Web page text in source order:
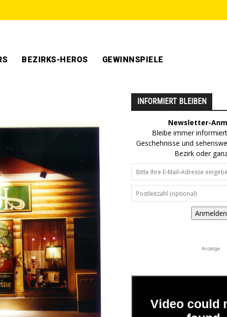
BEZIRKS-HEROS GEWINNSPIELE
INFORMIERT BLEIBEN
Newsletter-
Bleibe immer
Geschehnisse und
Bezirk oder
Anmelden
Anzeige